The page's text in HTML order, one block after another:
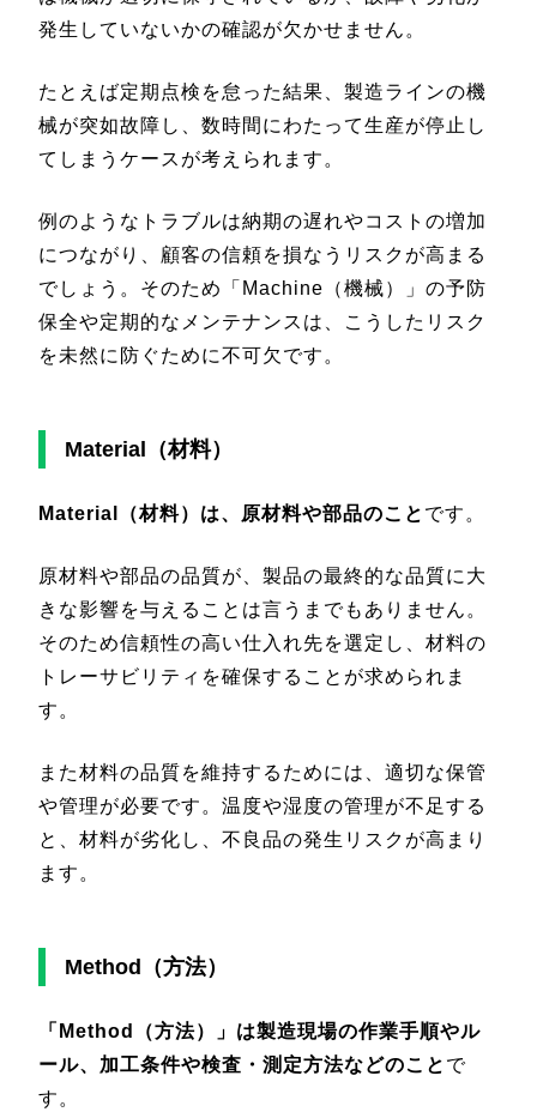
発生していないかの確認が欠かせません。
たとえば定期点検を怠った結果、製造ラインの機
械が突如故障し、数時間にわたって生産が停止し
てしまうケースが考えられます。
例のようなトラブルは納期の遅れやコストの増加
につながり、顧客の信頼を損なうリスクが高まる
でしょう。そのため「Machine（機械）」の予防
保全や定期的なメンテナンスは、こうしたリスク
を未然に防ぐために不可欠です。
Material（材料）
Material（材料）は、原材料や部品のこと です。
原材料や部品の品質が、製品の最終的な品質に大
きな影響を与えることは言うまでもありません。
そのため信頼性の高い仕入れ先を選定し、材料の
トレーサビリティを確保することが求められま
す。
また材料の品質を維持するためには、適切な保管
や管理が必要です。温度や湿度の管理が不足する
と、材料が劣化し、不良品の発生リスクが高まり
ます。
Method（方法）
「Method（方法）」は製造現場の作業手順やル
ール、加工条件や検査・測定方法などのこと で
す。